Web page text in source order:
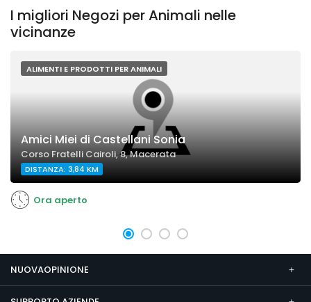
I migliori Negozi per Animali nelle
vicinanze
ALIMENTI E PRODOTTI PER ANIMALI
Amici Miei di Castellani Sonia
Corso Fratelli Cairoli, 8, Macerata
DISTANZA: 3,84 KM
Ora aperto
NUOVAOPINIONE